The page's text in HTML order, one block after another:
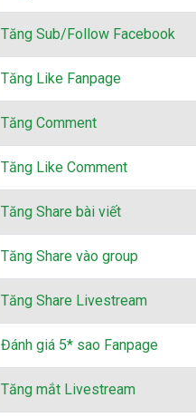
Tăng Sub/Follow Facebook
Tăng Like Fanpage
Tăng Comment
Tăng Like Comment
Tăng Share bài viết
Tăng Share vào group
Tăng Share Livestream
Đánh giá 5* sao Fanpage
Tăng mắt Livestream